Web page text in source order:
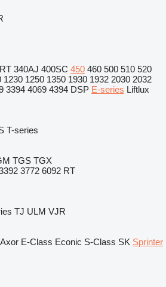
340AJ 400SC 450 460 500 510 520
1230 1250 1350 1930 1932 2030 2032
3394 4069 4394 DSP E-series Liftlux
T-series
TGS TGX
3772 6092 RT
TJ ULM VJR
Axor E-Class Econic S-Class SK Sprinter